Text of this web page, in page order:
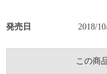
発売日 2018/
この商